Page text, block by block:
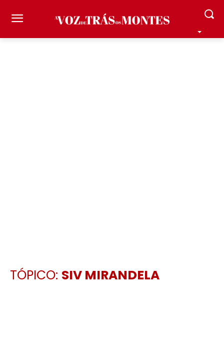
TÓPICO: SIV MIRANDELA